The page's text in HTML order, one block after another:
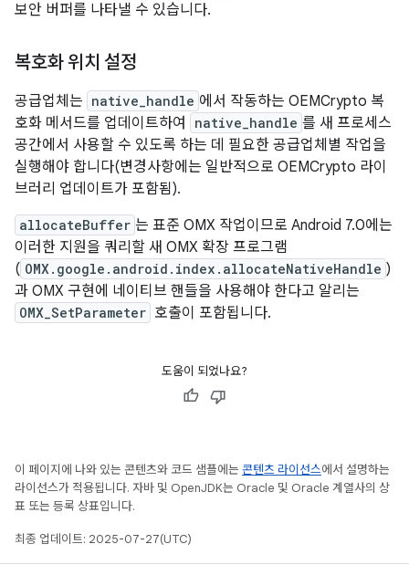
보안 버퍼를 나타낼 수 있습니다.
복호화 위치 설정
공급업체는 native_handle 에서 작동하는 OEMCrypto 복
호화 메서드를 업데이트하여
native_handle 를 새 프로세스
공간에서 사용할 수 있도록 하는 데 필요한 공급업체별 작업을
실행해야 합니다(변경사항에는 일반적으로 OEMCrypto 라이
브러리 업데이트가 포함됨).
allocateBuffer 는 표준 OMX 작업이므로 Android 7.0에는
이러한 지원을 쿼리할 새 OMX 확장 프로그램
( OMX.google.android.index.allocateNativeHandle )
과 OMX 구현에 네이티브 핸들을 사용해야 한다고 알리는
OMX_SetParameter 호출이 포함됩니다.
도움이 되었나요?
이 페이지에 나와 있는 콘텐츠와 코드 샘플에는 콘텐츠 라이선스에서 설명하는
라이선스가 적용됩니다. 자바 및 OpenJDK는 Oracle 및 Oracle 계열사의 상
표 또는 등록 상표입니다.
최종 업데이트: 2025-07-27(UTC)